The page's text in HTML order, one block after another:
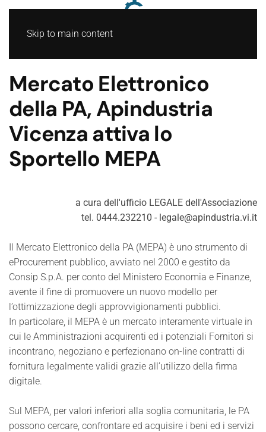
Skip to main content
Mercato Elettronico
della PA, Apindustria
Vicenza attiva lo
Sportello MEPA
a cura dell'ufficio LEGALE dell'Associazione
tel. 0444.232210 - legale@apindustria.vi.it
Il Mercato Elettronico della PA (MEPA) è uno strumento di
eProcurement pubblico, avviato nel 2000 e gestito da
Consip S.p.A. per conto del Ministero Economia e Finanze,
avente il fine di promuovere un nuovo modello per
l’ottimizzazione degli approvvigionamenti pubblici.
In particolare, il MEPA è un mercato interamente virtuale in
cui le Amministrazioni acquirenti ed i potenziali Fornitori si
incontrano, negoziano e perfezionano on-line contratti di
fornitura legalmente validi grazie all’utilizzo della firma
digitale.
Sul MEPA, per valori inferiori alla soglia comunitaria, le PA
possono cercare, confrontare ed acquisire i beni ed i servizi